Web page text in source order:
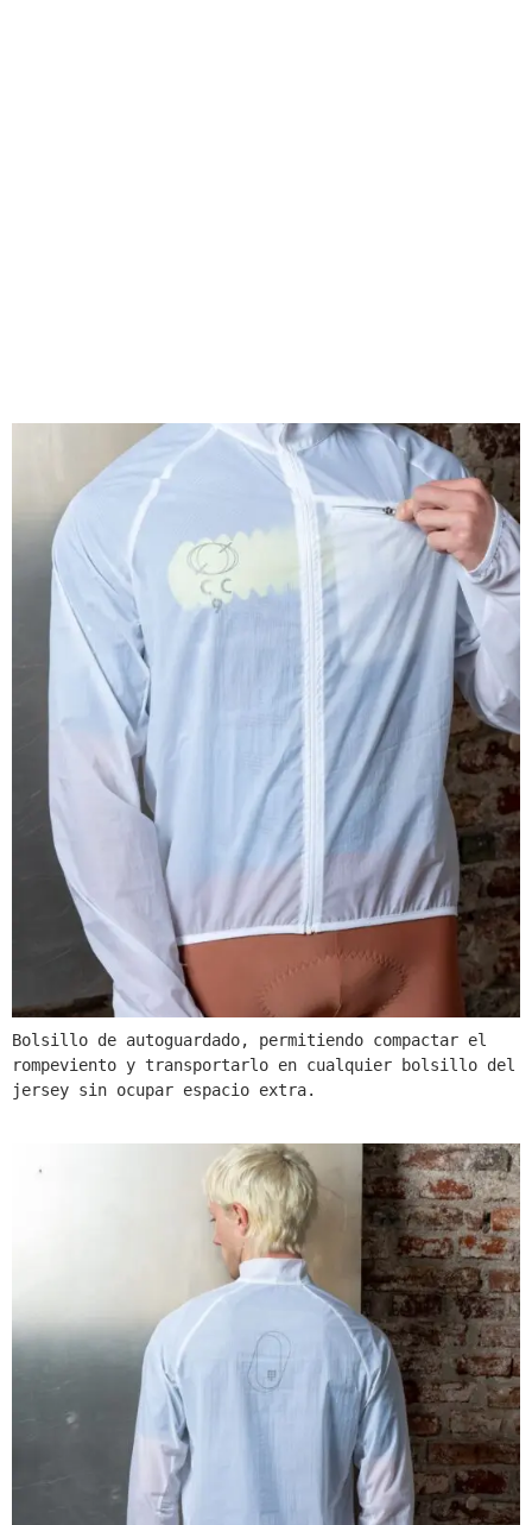
Bolsillo de autoguardado, permitiendo compactar el
rompeviento y transportarlo en cualquier bolsillo del
jersey sin ocupar espacio extra.